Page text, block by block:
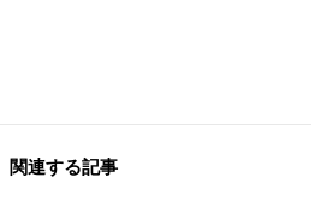
関連する記事